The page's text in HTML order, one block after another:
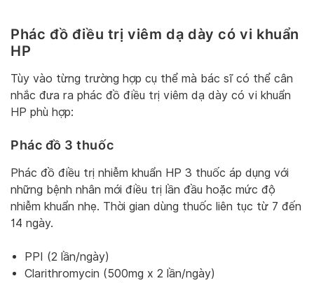
Phác đồ điều trị viêm dạ dày có vi khuẩn
HP
Tùy vào từng trường hợp cụ thể mà bác sĩ có thể cân
nhắc đưa ra phác đồ điều trị viêm dạ dày có vi khuẩn
HP phù hợp:
Phác đồ 3 thuốc
Phác đồ điều trị nhiễm khuẩn HP 3 thuốc áp dụng với
những bệnh nhân mới điều trị lần đầu hoặc mức độ
nhiễm khuẩn nhẹ. Thời gian dùng thuốc liên tục từ 7 đến
14 ngày.
PPI (2 lần/ngày)
Clarithromycin (500mg x 2 lần/ngày)